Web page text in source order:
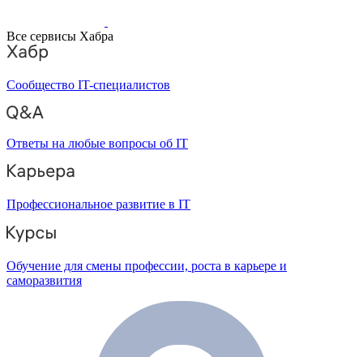
Все сервисы Хабра
Сообщество IT-специалистов
Ответы на любые вопросы об IT
Профессиональное развитие в IT
Обучение для смены профессии, роста в карьере и
саморазвития